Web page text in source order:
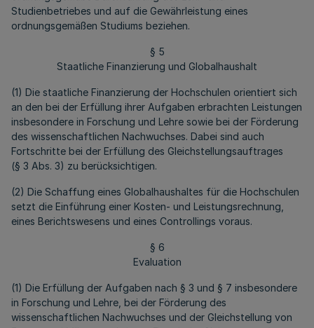
Studienbetriebes und auf die Gewährleistung eines
ordnungsgemäßen Studiums beziehen.
§ 5
Staatliche Finanzierung und Globalhaushalt
(1) Die staatliche Finanzierung der Hochschulen orientiert sich
an den bei der Erfüllung ihrer Aufgaben erbrachten Leistungen
insbesondere in Forschung und Lehre sowie bei der Förderung
des wissenschaftlichen Nachwuchses. Dabei sind auch
Fortschritte bei der Erfüllung des Gleichstellungsauftrages
(§ 3 Abs. 3) zu berücksichtigen.
(2) Die Schaffung eines Globalhaushaltes für die Hochschulen
setzt die Einführung einer Kosten- und Leistungsrechnung,
eines Berichtswesens und eines Controllings voraus.
§ 6
Evaluation
(1) Die Erfüllung der Aufgaben nach § 3 und § 7 insbesondere
in Forschung und Lehre, bei der Förderung des
wissenschaftlichen Nachwuchses und der Gleichstellung von